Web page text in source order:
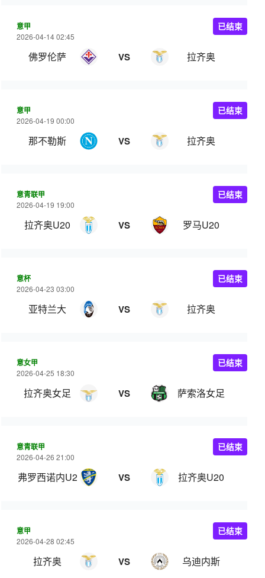
意甲
2026-04-14 02:45
佛罗伦萨 VS 拉齐奥
已结束
意甲
2026-04-19 00:00
那不勒斯 VS 拉齐奥
已结束
意青联甲
2026-04-19 19:00
拉齐奥U20 VS 罗马U20
已结束
意杯
2026-04-23 03:00
亚特兰大 VS 拉齐奥
已结束
意女甲
2026-04-25 18:30
拉齐奥女足 VS 萨索洛女足
已结束
意青联甲
2026-04-26 21:00
弗罗西诺内U20 VS 拉齐奥U20
已结束
意甲
2026-04-28 02:45
拉齐奥 VS 乌迪内斯
已结束